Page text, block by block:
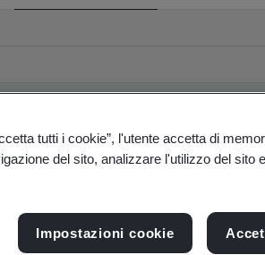
- Validation and
tutti i cookie”, l'utente accetta di
del sito, analizzare l'utilizzo del sito
Impostazioni cookie